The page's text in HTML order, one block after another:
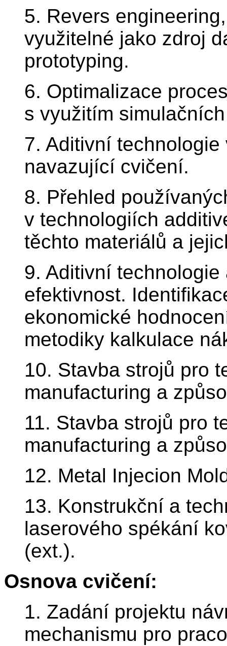
5. Revers
využitelné jako zdroj
prototyping.
6. Optimalizace
s využitím
7. Aditivní
navazující cvičení.
8. Přehled
v technologiích
těchto materiálů a
9. Aditivní
efektivnost.
ekonomické
metodiky kalkulace
10. Stavba strojů pro
manufacturing a
11. Stavba strojů pro
manufacturing a
12. Metal Injecion
13. Konstrukční a
laserového spékání
(ext.).
Osnova cvičení:
1. Zadání projektu
mechanismu pro